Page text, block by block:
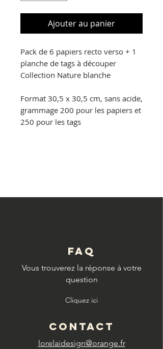
Ajouter au panier
Pack de 6 papiers recto verso + 1
planche de tags à découper
Collection Nature blanche
Format 30,5 x 30,5 cm, sans acide,
grammage 200 pour les papiers et
250 pour les tags
FAQ
Vous trouverez la réponse à votre
question
Cliquez ici
CONTACT
lorelaidesign@orange.fr